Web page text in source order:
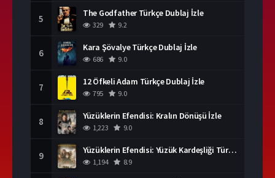
5 The Godfather Türkçe Dublaj İzle
329 9.2
6 Kara Şövalye Türkçe Dublaj İzle
686 9.0
7 12 Öfkeli Adam Türkçe Dublaj İzle
795 9.0
8 Yüzüklerin Efendisi: Kralın Dönüşü İzle
1,223 9.0
9 Yüzüklerin Efendisi: Yüzük Kardeşliği Türkçe Dublaj İzle
1,194 8.9